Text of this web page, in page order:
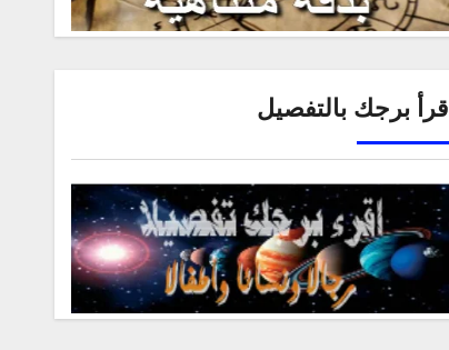
اقرأ برجك بالتفصيل